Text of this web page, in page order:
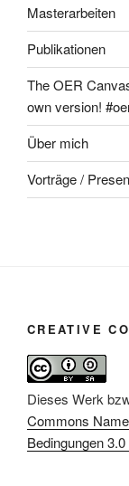
Masterarbeiten
Publikationen
The OER
own version!
Über mich
Vorträge /
CREATIVE
Dieses Werk
Commons
Bedingungen